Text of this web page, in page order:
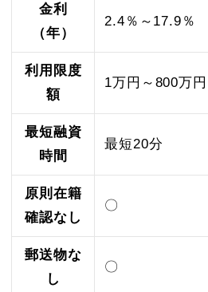
金利
（年）
2.4％～17.9％
利用限度
額
1万円～800万円
最短融資
時間
最短20分
原則在籍
確認なし
〇
郵送物な
し
〇